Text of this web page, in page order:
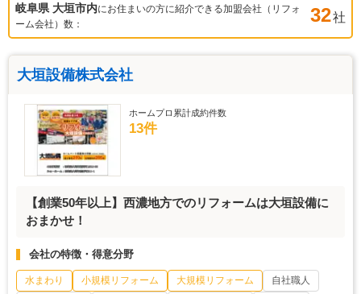
岐阜県 大垣市内にお住まいの方に紹介できる加盟会社（リフォ
ーム会社）数：
32社
大垣設備株式会社
ホームプロ累計成約件数
13件
【創業50年以上】西濃地方でのリフォームは大垣設備に
おまかせ！
会社の特徴・得意分野
水まわり 小規模リフォーム 大規模リフォーム
自社職人